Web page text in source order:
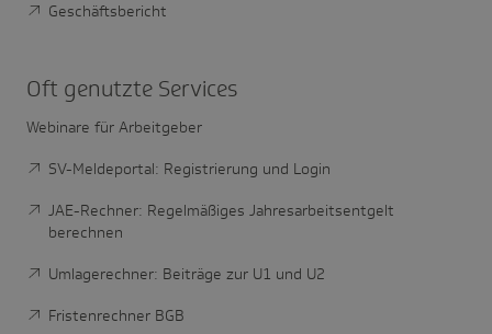
Geschäftsbericht
Oft genutzte Services
Webinare für Arbeitgeber
SV-Meldeportal: Registrierung und Login
JAE-Rechner: Regelmäßiges Jahresarbeitsentgelt
berechnen
Umlagerechner: Beiträge zur U1 und U2
Fristenrechner BGB